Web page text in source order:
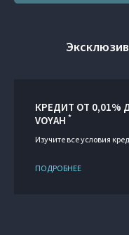
КРЕДИТ ОТ 0,01%
VOYAH *
Изучите все условия
ПОДРОБНЕЕ